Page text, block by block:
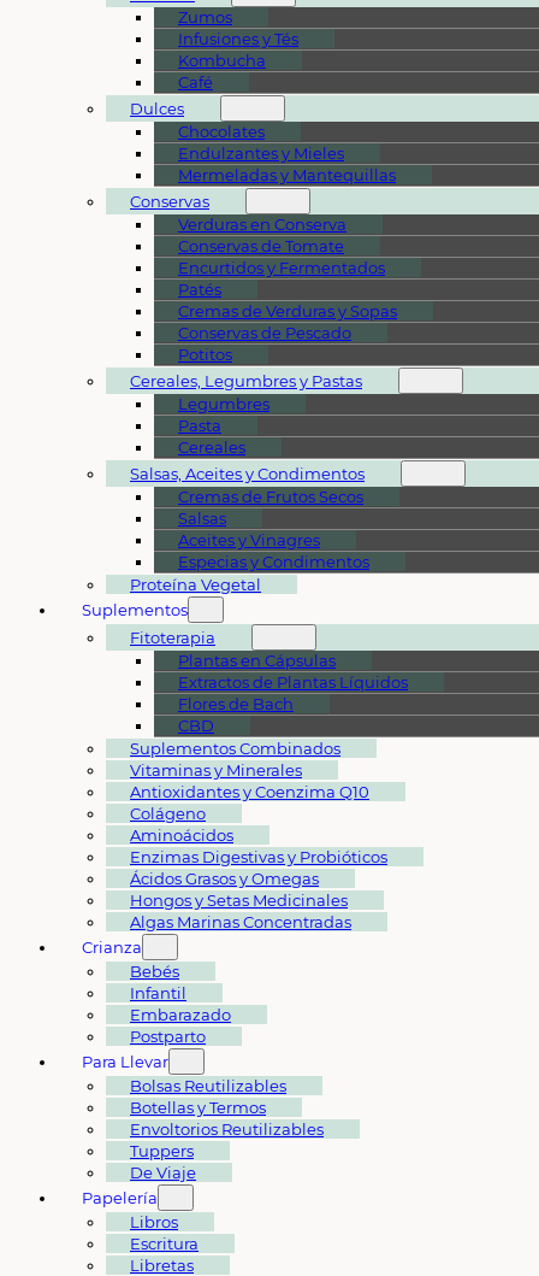
Zumos
Infusiones y Tés
Kombucha
Café
Dulces
Chocolates
Endulzantes y Mieles
Mermeladas y Mantequillas
Conservas
Verduras en Conserva
Conservas de Tomate
Encurtidos y Fermentados
Patés
Cremas de Verduras y Sopas
Conservas de Pescado
Potitos
Cereales, Legumbres y Pastas
Legumbres
Pasta
Cereales
Salsas, Aceites y Condimentos
Cremas de Frutos Secos
Salsas
Aceites y Vinagres
Especias y Condimentos
Proteína Vegetal
Suplementos
Fitoterapia
Plantas en Cápsulas
Extractos de Plantas Líquidos
Flores de Bach
CBD
Suplementos Combinados
Vitaminas y Minerales
Antioxidantes y Coenzima Q10
Colágeno
Aminoácidos
Enzimas Digestivas y Probióticos
Ácidos Grasos y Omegas
Hongos y Setas Medicinales
Algas Marinas Concentradas
Crianza
Bebés
Infantil
Embarazado
Postparto
Para Llevar
Bolsas Reutilizables
Botellas y Termos
Envoltorios Reutilizables
Tuppers
De Viaje
Papelería
Libros
Escritura
Libretas